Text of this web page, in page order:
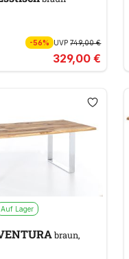
-56% UVP749,00 €
329,00 €
Auf Lager
braun,